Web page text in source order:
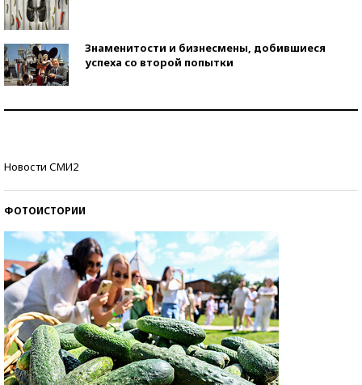
Знаменитости и бизнесмены, добившиеся
успеха со второй попытки
Новости СМИ2
ФОТОИСТОРИИ